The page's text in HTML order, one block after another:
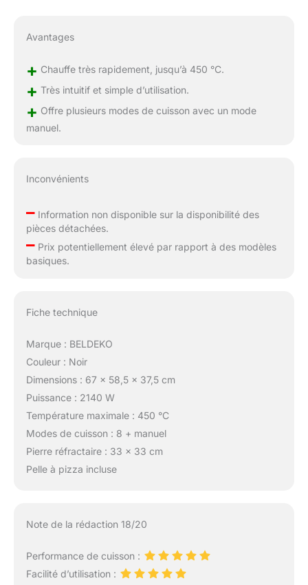
Avantages
+ Chauffe très rapidement, jusqu’à 450 °C.
+ Très intuitif et simple d’utilisation.
+ Offre plusieurs modes de cuisson avec un mode
manuel.
Inconvénients
–Information non disponible sur la disponibilité des
pièces détachées.
–Prix potentiellement élevé par rapport à des modèles
basiques.
Fiche technique
Marque : BELDEKO
Couleur : Noir
Dimensions : 67 x 58,5 x 37,5 cm
Puissance : 2140 W
Température maximale : 450 °C
Modes de cuisson : 8 + manuel
Pierre réfractaire : 33 x 33 cm
Pelle à pizza incluse
Note de la rédaction 18/20
Performance de cuisson :
Facilité d’utilisation :